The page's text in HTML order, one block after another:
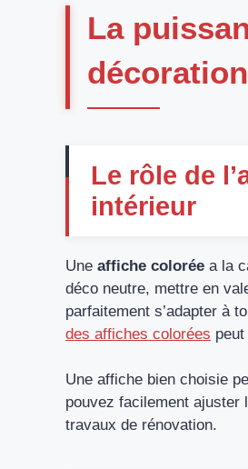
La
Le rôle de
intérieur
Une affiche colorée a la
déco neutre, mettre en
parfaitement s’adapter à
des affiches colorées
Une affiche bien choisie
pouvez facilement ajuster
travaux de rénovation.